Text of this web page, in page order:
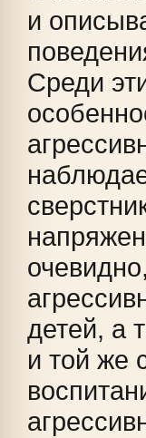
и
Среди
детей, а
и той же